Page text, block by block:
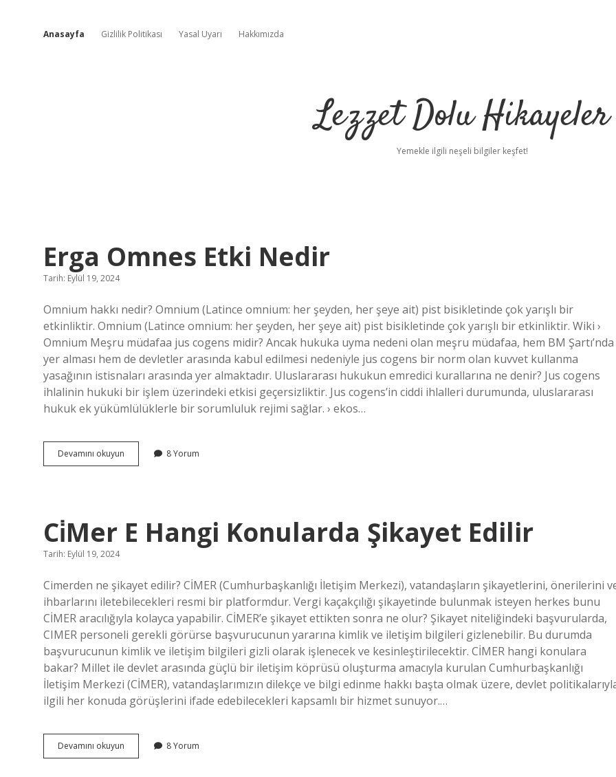
Anasayfa Gizlilik Politikası Yasal Uyarı Hakkımızda
Lezzet Dolu Hikayeler
Yemekle ilgili neşeli bilgiler keşfet!
Lezzet
Dolu
Hikayeler
Yazılar
Erga Omnes Etki Nedir
Tarih: Eylül 19, 2024
Omnium hakkı nedir? Omnium (Latince omnium: her şeyden, her şeye ait) pist bisikletinde çok yarışlı bir
etkinliktir. Omnium (Latince omnium: her şeyden, her şeye ait) pist bisikletinde çok yarışlı bir etkinliktir. Wiki ›
Omnium Meşru müdafaa jus cogens midir? Ancak hukuka uyma nedeni olan meşru müdafaa, hem BM Şartı’nda
yer alması hem de devletler arasında kabul edilmesi nedeniyle jus cogens bir norm olan kuvvet kullanma
yasağının istisnaları arasında yer almaktadır. Uluslararası hukukun emredici kurallarına ne denir? Jus cogens
ihlalinin hukuki bir işlem üzerindeki etkisi geçersizliktir. Jus cogens’in ciddi ihlalleri durumunda, uluslararası
hukuk ek yükümlülüklerle bir sorumluluk rejimi sağlar. › ekos…
Devamını okuyun
Omnes
8 Yorum
Ci̇Mer E Hangi Konularda Şikayet Edilir
Tarih: Eylül 19, 2024
Cimerden ne şikayet edilir? CİMER (Cumhurbaşkanlığı İletişim Merkezi), vatandaşların şikayetlerini, önerilerini
ihbarlarını iletebilecekleri resmi bir platformdur. Vergi kaçakçılığı şikayetinde bulunmak isteyen herkes bunu
CİMER aracılığıyla kolayca yapabilir. CİMER’e şikayet ettikten sonra ne olur? Şikayet niteliğindeki başvurularda,
CIMER personeli gerekli görürse başvurucunun yararına kimlik ve iletişim bilgileri gizlenebilir. Bu durumda
başvurucunun kimlik ve iletişim bilgileri gizli olarak işlenecek ve kesinleştirilecektir. CİMER hangi konulara
bakar? Millet ile devlet arasında güçlü bir iletişim köprüsü oluşturma amacıyla kurulan Cumhurbaşkanlığı
İletişim Merkezi (CİMER), vatandaşlarımızın dilekçe ve bilgi edinme hakkı başta olmak üzere, devlet
ilgili her konuda görüşlerini ifade edebilecekleri kapsamlı bir hizmet sunuyor.…
Devamını okuyun
E
8 Yorum